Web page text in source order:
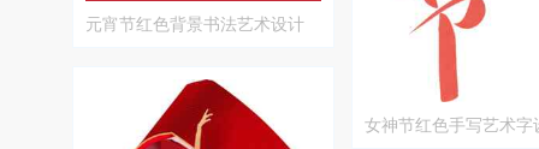
元宵节红色背景书法艺术设计
女神节红色手写艺术字